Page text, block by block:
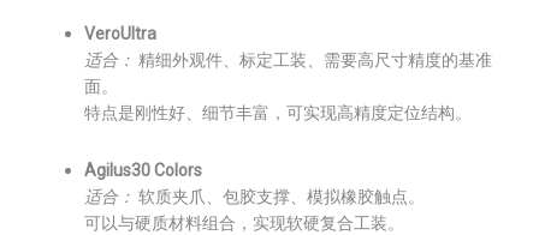
VeroUltra
适合： 精细外观件、标定工装、需要高尺寸精度的基准
面。
特点是刚性好、细节丰富，可实现高精度定位结构。
Agilus30 Colors
适合： 软质夹爪、包胶支撑、模拟橡胶触点。
可以与硬质材料组合，实现软硬复合工装。